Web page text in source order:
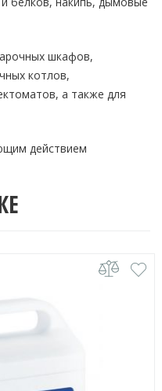
шкафов,
котлов,
а также для
действием